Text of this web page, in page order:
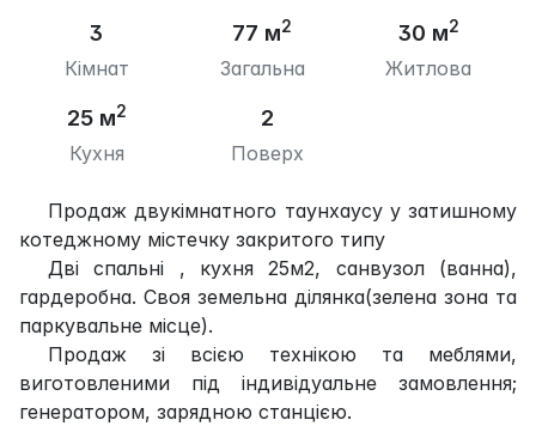
3
Кімнат
77 м2
Загальна
30 м2
Житлова
25 м2
Кухня
2
Поверх
Продаж двукімнатного таунхаусу у затишному
котеджному містечку закритого типу
Дві спальні , кухня 25м2, санвузол (ванна),
гардеробна. Своя земельна ділянка(зелена зона та
паркувальне місце).
Продаж зі всією технікою та меблями,
виготовленими під індивідуальне замовлення;
генератором, зарядною станцією.